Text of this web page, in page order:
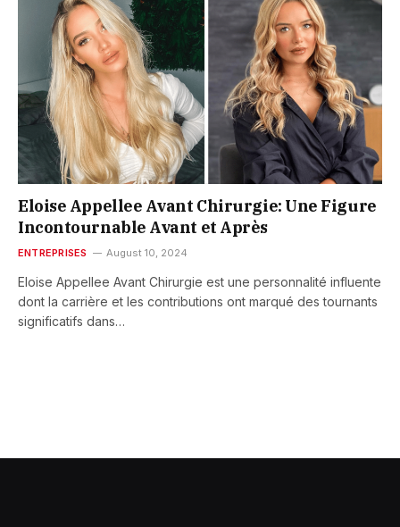
Eloise Appellee Avant Chirurgie: Une Figure
Incontournable Avant et Après
ENTREPRISES August 10, 2024
Eloise Appellee Avant Chirurgie est une personnalité influente
dont la carrière et les contributions ont marqué des tournants
significatifs dans…